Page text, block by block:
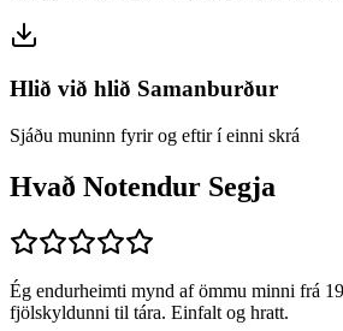
Hlið við hlið Samanburður
Sjáðu muninn fyrir og eftir í einni skrá
Hvað Notendur Segja
Ég endurheimti mynd af ömmu minni frá
fjölskyldunni til tára. Einfalt og hratt.